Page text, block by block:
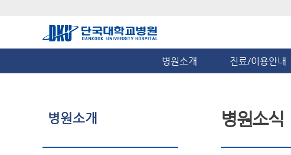
병원소개 진료/이용안내
병원소개 병원소식